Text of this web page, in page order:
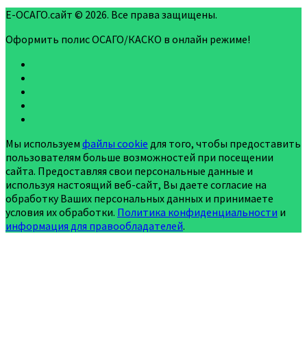
Е-ОСАГО.сайт © 2026. Все права защищены.
Оформить полис ОСАГО/КАСКО в онлайн режиме!
Мы используем файлы cookie для того, чтобы предоставить
пользователям больше возможностей при посещении
сайта. Предоставляя свои персональные данные и
используя настоящий веб-сайт, Вы даете согласие на
обработку Ваших персональных данных и принимаете
условия их обработки. Политика конфиденциальности и
информация для правообладателей.